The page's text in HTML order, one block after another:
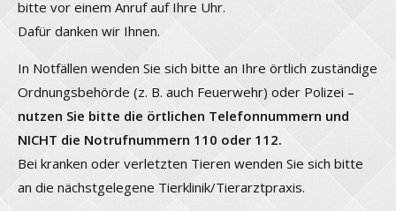
bitte vor einem Anruf auf Ihre Uhr.
Dafür danken wir Ihnen.
In Notfällen wenden Sie sich bitte an Ihre örtlich zuständige
Ordnungsbehörde (z. B. auch Feuerwehr) oder Polizei –
nutzen Sie bitte die örtlichen Telefonnummern und
NICHT die Notrufnummern 110 oder 112.
Bei kranken oder verletzten Tieren wenden Sie sich bitte
an die nächstgelegene Tierklinik/Tierarztpraxis.